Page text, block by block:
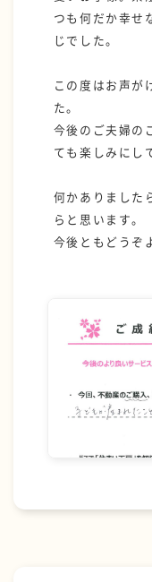
つも何だか幸せ
じでした。
この度はお声が
た。
今後のご夫婦の
ても楽しみにし
何かありました
らと思います。
今後ともどうぞ